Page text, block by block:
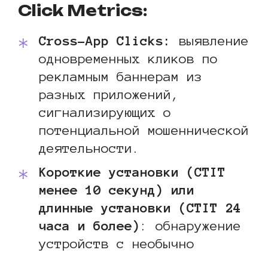
Click Metrics:
Cross-App Clicks:
выявление
одновременных кликов по
рекламным баннерам из
разных приложений,
сигнализирующих о
потенциальной мошеннической
деятельности.
Короткие установки (CTIT
менее 10 секунд) или
длинные установки (CTIT 24
часа и более) : обнаружение
устройств с необычно